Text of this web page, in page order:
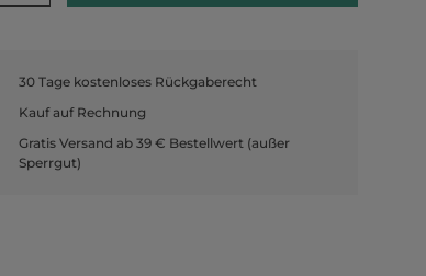
30 Tage kostenloses Rückgaberecht
Kauf auf Rechnung
Gratis Versand ab 39 € Bestellwert (außer
Sperrgut)